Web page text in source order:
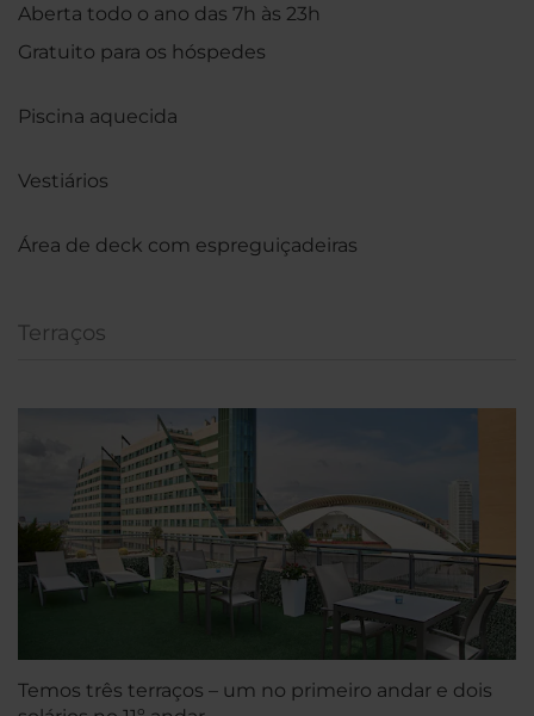
Aberta todo o ano das 7h às 23h
Gratuito para os hóspedes
Piscina aquecida
Vestiários
Área de deck com espreguiçadeiras
Terraços
Temos três terraços – um no primeiro andar e dois